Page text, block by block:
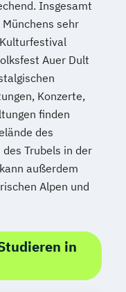
Insgesamt
sehr
Auer Dult
Konzerte,
finden
des
Trubels in der
außerdem
Alpen und
in